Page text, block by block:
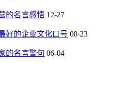
的名言感悟 12-27
好的企业文化口号 08-23
的名言警句 06-04